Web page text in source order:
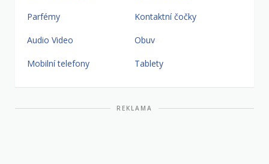
Parfémy Kontaktní čočky
Audio Video Obuv
Mobilní telefony Tablety
REKLAMA